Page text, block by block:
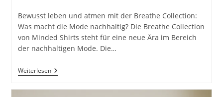
Bewusst leben und atmen mit der Breathe Collection:
Was macht die Mode nachhaltig? Die Breathe Collection
von Minded Shirts steht für eine neue Ära im Bereich
der nachhaltigen Mode. Die…
WeiterlesenMinded
Shirts